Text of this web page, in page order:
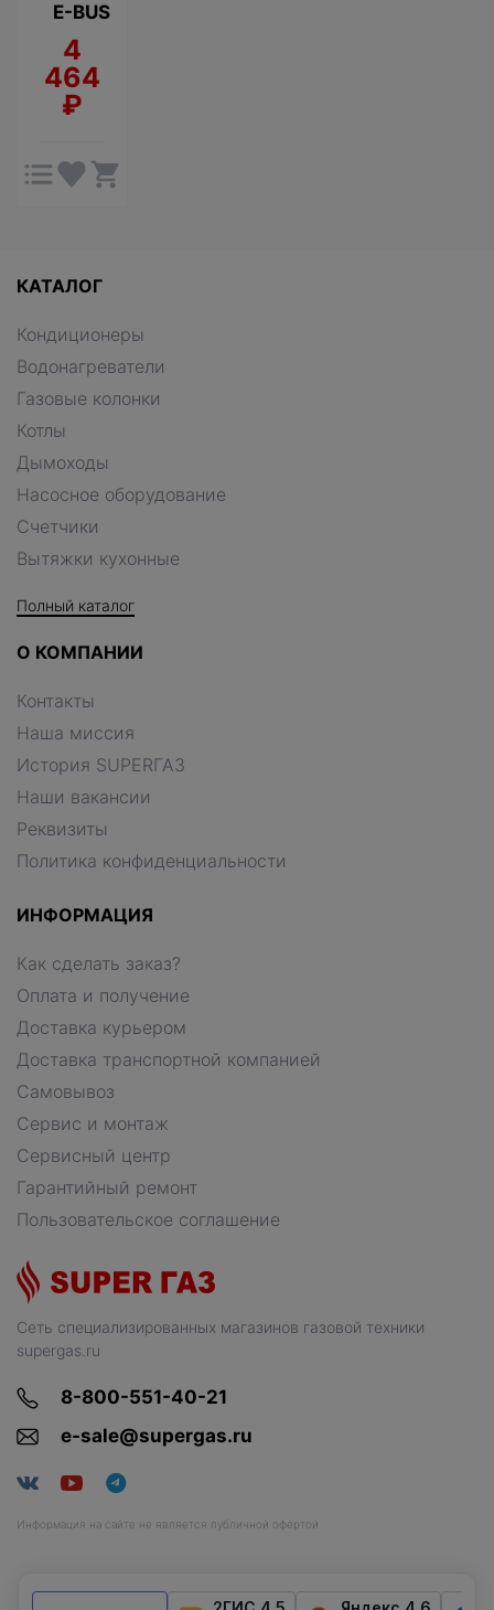
E-BUS
4
464
₽
Сеть специализированных магазинов газовой техники
supergas.ru
8-800-551-40-21
e-sale@supergas.ru
Информация на сайте не является публичной офертой
КАТАЛОГ
Кондиционеры
Водонагреватели
Газовые колонки
Котлы
Дымоходы
Насосное оборудование
Счетчики
Вытяжки кухонные
Полный каталог
О КОМПАНИИ
Контакты
Наша миссия
История SUPERГАЗ
Наши вакансии
Реквизиты
Политика конфиденциальности
ИНФОРМАЦИЯ
Как сделать заказ?
Оплата и получение
Доставка курьером
Доставка транспортной компанией
Самовывоз
Сервис и монтаж
Сервисный центр
Гарантийный ремонт
Пользовательское соглашение